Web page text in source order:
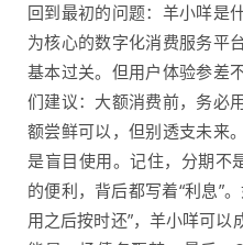
回到最初的问题：羊小咩是
为核心的数字化消费服务平
基本过关。但用户体验参差
们建议：大额消费前，务必
额尝鲜可以，但别透支未来
是盲目使用。记住，分期不
的便利，背后都写着“利息”
用之后按时还”，羊小咩可